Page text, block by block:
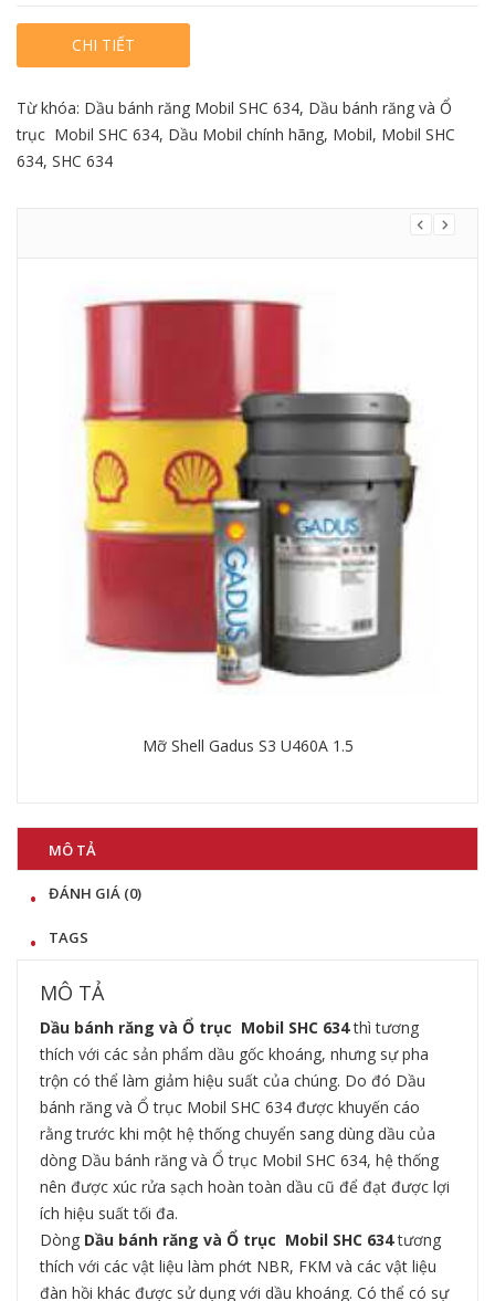
CHI TIẾT
Từ khóa: Dầu bánh răng Mobil SHC 634, Dầu bánh răng và Ổ
trục Mobil SHC 634, Dầu Mobil chính hãng, Mobil, Mobil SHC
634, SHC 634
Mỡ Shell Gadus S3 U460A 1.5
MÔ TẢ
ĐÁNH GIÁ (0)
TAGS
MÔ TẢ
Dầu bánh răng và Ổ trục Mobil SHC 634thì tương
thích với các sản phẩm dầu gốc khoáng, nhưng sự pha
trộn có thể làm giảm hiệu suất của chúng. Do đó Dầu
bánh răng và Ổ trục Mobil SHC 634 được khuyến cáo
rằng trước khi một hệ thống chuyển sang dùng dầu của
dòng Dầu bánh răng và Ổ trục Mobil SHC 634, hệ thống
nên được xúc rửa sạch hoàn toàn dầu cũ để đạt được lợi
ích hiệu suất tối đa.
Dòng Dầu bánh răng và Ổ trục Mobil SHC 634tương
thích với các vật liệu làm phớt NBR, FKM và các vật liệu
đàn hồi khác được sử dụng với dầu khoáng. Có thể có sự